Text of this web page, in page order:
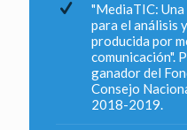
"MediaTIC:
para el análisis
producida por
comunicación".
ganador del
Consejo
2018-2019.